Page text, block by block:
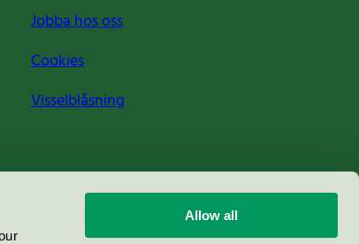
Allow all
Jobba hos oss
Cookies
Visselblåsning